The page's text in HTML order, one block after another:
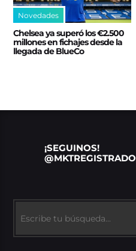
Novedades
Chelsea ya superó los €2.500
millones en fichajes desde la
llegada de BlueCo
¡SEGUINOS!
@MKTREGISTRADO